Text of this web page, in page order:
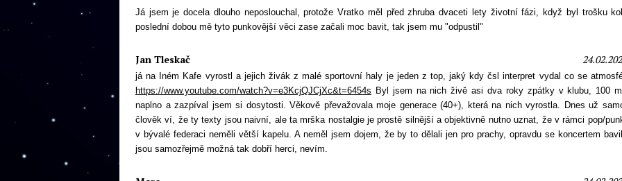
Já jsem je docela dlouho neposlouchal, protože Vratko měl před zhruba dvaceti lety životní fázi, když byl trošku
poslední dobou mě tyto punkovější věci zase začali moc bavit, tak jsem mu "odpustil"
Jan Tleskač
já na Iném Kafe vyrostl a jejich živák z malé sportovní haly je jeden z top, jaký kdy čsl interpret vydal co se
https://www.youtube.com/watch?v=e3KcjQJCjXc&t=6454s Byl jsem na nich živě asi dva roky zpátky v klubu, 100
naplno a zazpíval jsem si dosytosti. Věkově převažovala moje generace (40+), která na nich vyrostla. Dnes už
člověk ví, že ty texty jsou naivní, ale ta mrška nostalgie je prostě silnější a objektivně nutno uznat, že v rámci pop/
v bývalé federaci neměli větší kapelu. A neměl jsem dojem, že by to dělali jen pro prachy, opravdu se koncertem
jsou samozřejmě možná tak dobří herci, nevím.